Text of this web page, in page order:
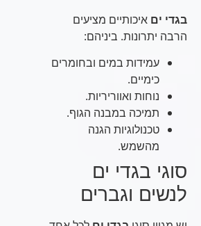
בגדי יםאיכותיים מציעים
הרבה יתרונות. ביניהם:
עמידות במים ובחומרים
כימיים.
נוחות ואווריריות.
תמיכה במבנה הגוף.
טכנולוגיות הגנה
מהשמש.
סוגי בגדי ים
לנשים וגברים